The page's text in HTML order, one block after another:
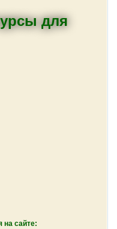
для
на сайте: